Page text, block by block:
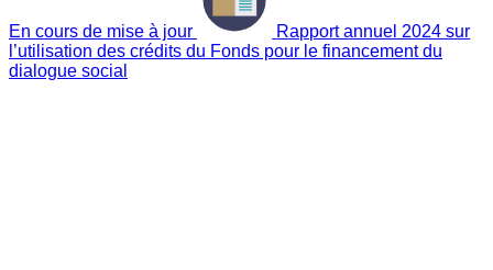
En cours de mise à jour
Rapport annuel 2024 sur
l’utilisation des crédits du Fonds pour le financement du
dialogue social